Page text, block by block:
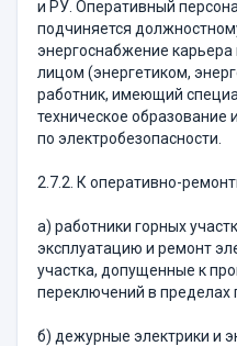
и РУ. Оперативный
подчиняется
энергоснабжение
лицом (энергетиком,
работник, имеющий
техническое образование
по электробезопасности.
2.7.2. К оперативно-
а) работники горных
эксплуатацию и ремонт
участка, допущенные к
переключений в пределах
б) дежурные электрики и